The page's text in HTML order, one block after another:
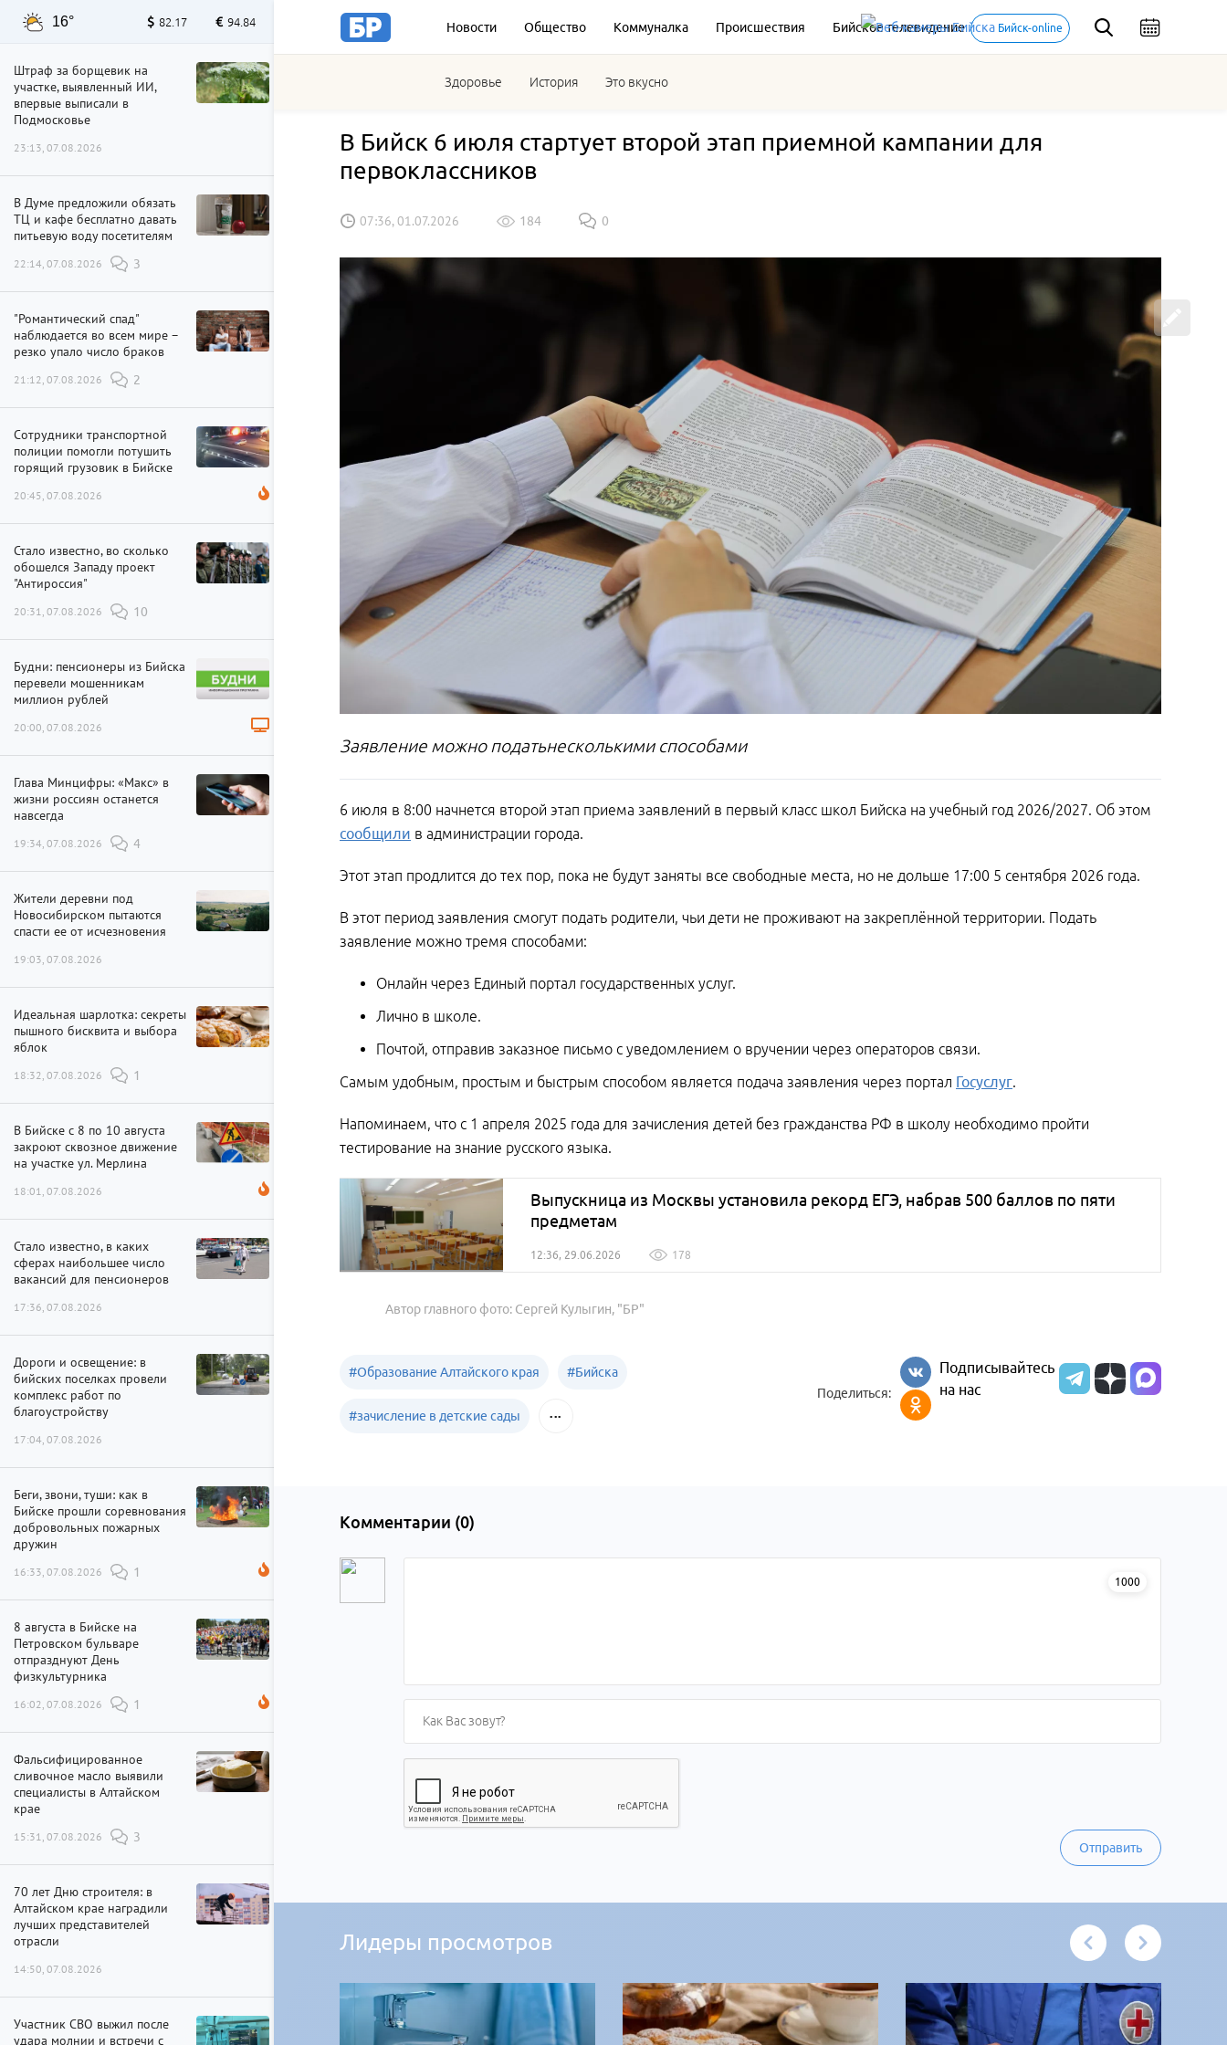
Новости Общество Коммуналка Происшествия Бийское телевидение Бийск-online
Здоровье История Это вкусно
16° 82.17 94.84
Штраф за борщевик на
участке, выявленный ИИ,
впервые выписали в
Подмосковье
23:13, 07.08.2026
В Думе предложили обязать
ТЦ и кафе бесплатно давать
питьевую воду посетителям
22:14, 07.08.2026 3
"Романтический спад"
наблюдается во всем мире –
резко упало число браков
21:12, 07.08.2026 2
Сотрудники транспортной
полиции помогли потушить
горящий грузовик в Бийске
20:45, 07.08.2026
Стало известно, во сколько
обошелся Западу проект
"Антироссия"
20:31, 07.08.2026 10
Будни: пенсионеры из Бийска
перевели мошенникам
миллион рублей
20:00, 07.08.2026
Глава Минцифры: «Макс» в
жизни россиян останется
навсегда
19:34, 07.08.2026 4
Жители деревни под
Новосибирском пытаются
спасти ее от исчезновения
19:03, 07.08.2026
Идеальная шарлотка: секреты
пышного бисквита и выбора
яблок
18:32, 07.08.2026 1
В Бийске с 8 по 10 августа
закроют сквозное движение
на участке ул. Мерлина
18:01, 07.08.2026
Стало известно, в каких
сферах наибольшее число
вакансий для пенсионеров
17:36, 07.08.2026
Дороги и освещение: в
бийских поселках провели
комплекс работ по
благоустройству
17:04, 07.08.2026
Беги, звони, туши: как в
Бийске прошли соревнования
добровольных пожарных
дружин
16:33, 07.08.2026 1
8 августа в Бийске на
Петровском бульваре
отпразднуют День
физкультурника
16:02, 07.08.2026 1
Фальсифицированное
сливочное масло выявили
специалисты в Алтайском
крае
15:31, 07.08.2026 3
70 лет Дню строителя: в
Алтайском крае наградили
лучших представителей
отрасли
14:50, 07.08.2026
Участник СВО выжил после
удара молнии и встречи с
В Бийск 6 июля стартует второй этап приемной кампании для
первоклассников
07:36, 01.07.2026 184 0
Заявление можно податьнесколькими способами
6 июля в 8:00 начнется второй этап приема заявлений в первый класс школ Бийска на учебный год 2026/2027. Об этом
сообщили в администрации города.
Этот этап продлится до тех пор, пока не будут заняты все свободные места, но не дольше 17:00 5 сентября 2026 года.
В этот период заявления смогут подать родители, чьи дети не проживают на закреплённой территории. Подать
заявление можно тремя способами:
Онлайн через Единый портал государственных услуг.
Лично в школе.
Почтой, отправив заказное письмо с уведомлением о вручении через операторов связи.
Самым удобным, простым и быстрым способом является подача заявления через портал Госуслуг.
Напоминаем, что с 1 апреля 2025 года для зачисления детей без гражданства РФ в школу необходимо пройти
тестирование на знание русского языка.
Выпускница из Москвы установила рекорд ЕГЭ, набрав 500 баллов по пяти
предметам
12:36, 29.06.2026 178
Автор главного фото: Сергей Кулыгин, "БР"
#Образование Алтайского края #Бийска
#зачисление в детские сады
Поделиться:
Подписывайтесь
на нас
Комментарии (0)
1000
Отправить
Лидеры просмотров